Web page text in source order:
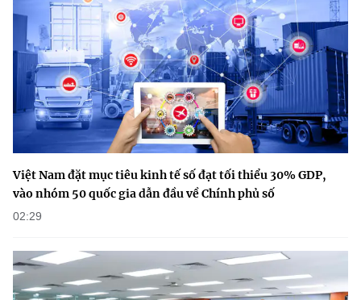
Việt Nam đặt mục tiêu kinh tế số đạt tối thiểu 30% GDP,
vào nhóm 50 quốc gia dẫn đầu về Chính phủ số
02:29